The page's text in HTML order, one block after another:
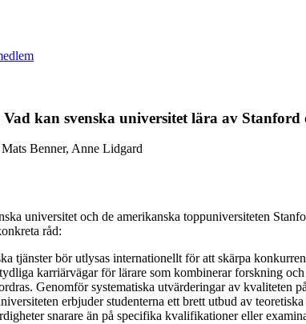
kan svenska universitet lära av Stanford
Benner, Anne Lidgard
universitet och de amerikanska toppuniversiteten
råd:
tjänster bör utlysas internationellt för att skärpa
karriärvägar för lärare som kombinerar forskning
Genomför systematiska utvärderingar av kvaliteten
erbjuder studenterna ett brett utbud av
snarare än på specifika kvalifikationer eller